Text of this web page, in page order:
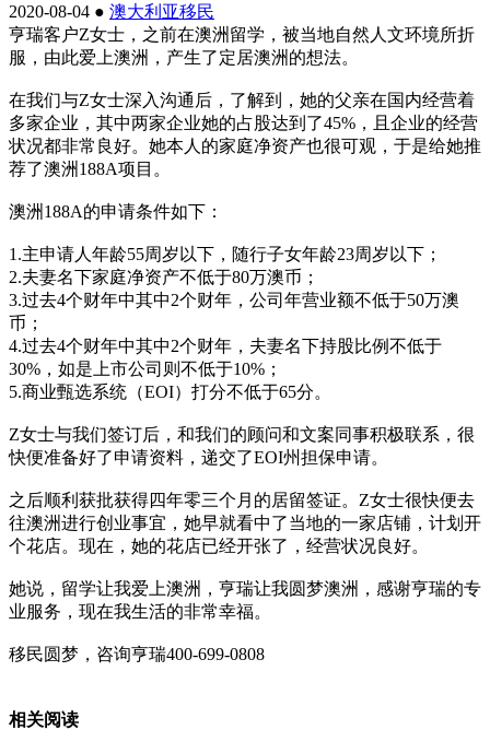
2020-08-04 ● 澳大利亚移民
亨瑞客户Z女士，之前在澳洲留学，被当地自然人文环境所折
服，由此爱上澳洲，产生了定居澳洲的想法。
在我们与Z女士深入沟通后，了解到，她的父亲在国内经营着
多家企业，其中两家企业她的占股达到了45%，且企业的经营
状况都非常良好。她本人的家庭净资产也很可观，于是给她推
荐了澳洲188A项目。
澳洲188A的申请条件如下：
1.主申请人年龄55周岁以下，随行子女年龄23周岁以下；
2.夫妻名下家庭净资产不低于80万澳币；
3.过去4个财年中其中2个财年，公司年营业额不低于50万澳
币；
4.过去4个财年中其中2个财年，夫妻名下持股比例不低于
30%，如是上市公司则不低于10%；
5.商业甄选系统（EOI）打分不低于65分。
Z女士与我们签订后，和我们的顾问和文案同事积极联系，很
快便准备好了申请资料，递交了EOI州担保申请。
之后顺利获批获得四年零三个月的居留签证。Z女士很快便去
往澳洲进行创业事宜，她早就看中了当地的一家店铺，计划开
个花店。现在，她的花店已经开张了，经营状况良好。
她说，留学让我爱上澳洲，亨瑞让我圆梦澳洲，感谢亨瑞的专
业服务，现在我生活的非常幸福。
移民圆梦，咨询亨瑞400-699-0808
相关阅读